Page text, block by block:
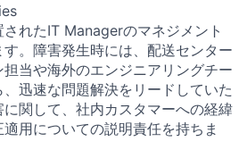
れたIT Managerのマネジメント
。障害発生時には、配送センター
当や海外のエンジニアリングチー
迅速な問題解決をリードしていた
関して、社内カスタマーへの経緯
用についての説明責任を持ちま